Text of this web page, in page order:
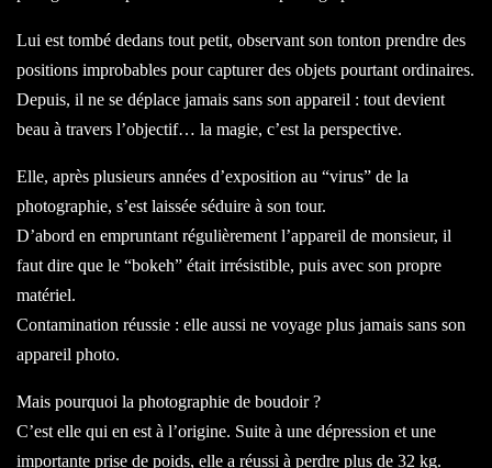
Lui est tombé dedans tout petit, observant son tonton prendre des
positions improbables pour capturer des objets pourtant ordinaires.
Depuis, il ne se déplace jamais sans son appareil : tout devient
beau à travers l’objectif… la magie, c’est la perspective.
Elle, après plusieurs années d’exposition au “virus” de la
photographie, s’est laissée séduire à son tour.
D’abord en empruntant régulièrement l’appareil de monsieur, il
faut dire que le “bokeh” était irrésistible, puis avec son propre
matériel.
Contamination réussie : elle aussi ne voyage plus jamais sans son
appareil photo.
Mais pourquoi la photographie de boudoir ?
C’est elle qui en est à l’origine. Suite à une dépression et une
importante prise de poids, elle a réussi à perdre plus de 32 kg.